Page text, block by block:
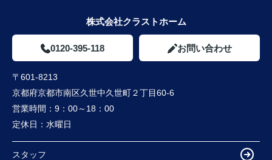
株式会社クラストホーム
0120-395-118 お問い合わせ
〒601-8213
京都府京都市南区久世中久世町２丁目60-6
営業時間： 9：00～18：00
定休日： 水曜日
スタッフ